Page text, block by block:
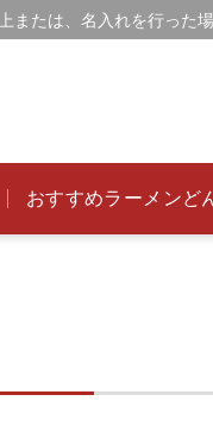
または、名入れを行った
おすすめラーメンど